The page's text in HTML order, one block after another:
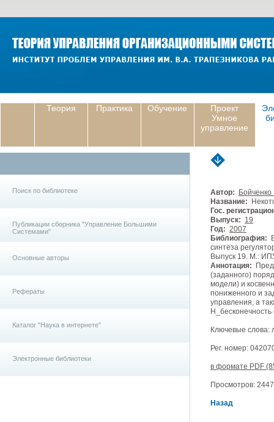
Теория Практика Обучение
Проект
Умное
управление
Поиск по библиотеке
Публикации сборника "Управление Большими
Системами"
Основные авторы
Рефераты
Каталог "Наука в интернете"
Электронные библиотеки
Автор:
Бойченко
Название:
Гос.
Выпуск: 19
Год: 2007
Библиография:
синтеза
Выпуск 19. М.:
Аннотация:
(заданного)
модели) и
пониженного и
управления, а
Ключевые слова:
Рег. номер:
в формате PDF
Просмотров:
Назад